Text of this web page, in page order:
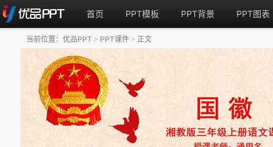
首页 PPT模板 PPT背景 PPT图表
当前位置： 优品PPT > PPT课件 > 正文